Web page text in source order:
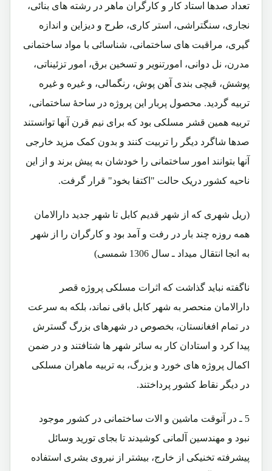
تعداد صدها استاد کار و کارگران ماهر در رشته های بنائی،
نجاری، سنگتراشی، استر کاری، طرح و دیزاین و اندازه
گیری، مراقبت های ساختمانی، شناسائی با مواد ساختمانی
مدرن، نل دوانی، امورتنویر و تسخین برق، امور تزئیناتی،
پوشش، قیچی بندی آهن پوش، رنگمالی، و غیره و غیره
تربیه گردید. محصول پربار این پروژه در ساحۀ ساختمانی،
تربیه همین قشر مسلکی بود که برای نیم قرن آنها توانستند
صدها شاگرد دیگر را تربیت کنند و بدون کمک مزید خارجی
آنها بتوانند امور ساختمانی را خودشان به پیش برند و از این
ناحیه کشور دریک حالت "اکتفا بخود" قرار گرفت.
(ریل شهری که از شهر قدیم کابل تا شهر جدید دارالامان
همه روزه چند بار در رفت و آمد بود و کارگران را از شهر
به انجا انتقال میداد ـ سال 1306 شمسی)
ناگفته نباید گذاشت که اثرات مسلکی پروژه قصر
دارالامان منحصر به شهر کابل باقی نماند، بلکه به سرعت
در تمام افغانستان، بخصوص در شهرهای بزرگ گسترش
پیدا کرد و استادان کار به سائر شهر ها شتافتند و در ضمن
اکمال پروژه های خورد و بزرگ، به تربیه ماهران مسلکی
در دیگر نقاط کشور پرداختند.
5 ـ در آنوقت ماشین و الات ساختمانی در کشور موجود
نبود و مهندسین آلمانی کوشیدند تا بجای تورید وسائل
پیشرفته تخنیکی از خارج، بیشتر از نیروی بشری استفاده